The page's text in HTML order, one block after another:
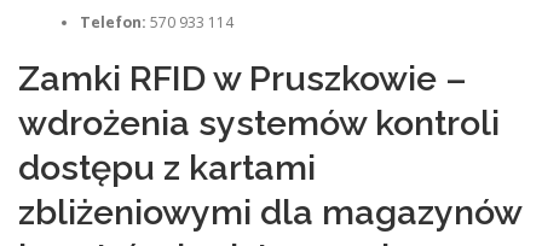
Telefon: 570 933 114
Zamki RFID w Pruszkowie –
wdrożenia systemów kontroli
dostępu z kartami
zbliżeniowymi dla magazynów